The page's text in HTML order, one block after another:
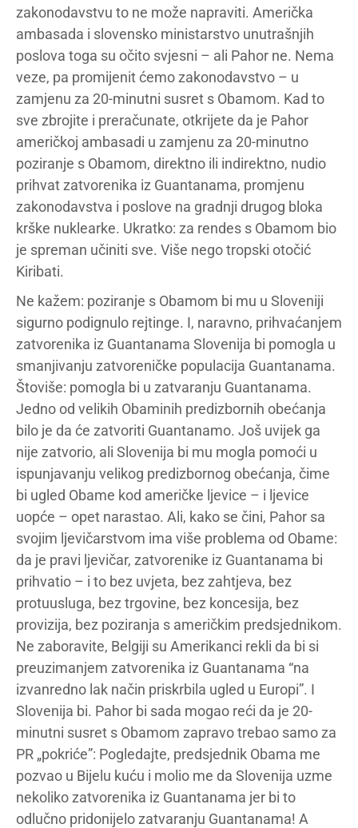
zakonodavstvu to ne može napraviti. Američka
ambasada i slovensko ministarstvo unutrašnjih
poslova toga su očito svjesni – ali Pahor ne. Nema
veze, pa promijenit ćemo zakonodavstvo – u
zamjenu za 20-minutni susret s Obamom. Kad to
sve zbrojite i preračunate, otkrijete da je Pahor
američkoj ambasadi u zamjenu za 20-minutno
poziranje s Obamom, direktno ili indirektno, nudio
prihvat zatvorenika iz Guantanama, promjenu
zakonodavstva i poslove na gradnji drugog bloka
krške nuklearke. Ukratko: za rendes s Obamom bio
je spreman učiniti sve. Više nego tropski otočić
Kiribati.
Ne kažem: poziranje s Obamom bi mu u Sloveniji
sigurno podignulo rejtinge. I, naravno, prihvaćanjem
zatvorenika iz Guantanama Slovenija bi pomogla u
smanjivanju zatvoreničke populacija Guantanama.
Štoviše: pomogla bi u zatvaranju Guantanama.
Jedno od velikih Obaminih predizbornih obećanja
bilo je da će zatvoriti Guantanamo. Još uvijek ga
nije zatvorio, ali Slovenija bi mu mogla pomoći u
ispunjavanju velikog predizbornog obećanja, čime
bi ugled Obame kod američke ljevice – i ljevice
uopće – opet narastao. Ali, kako se čini, Pahor sa
svojim ljevičarstvom ima više problema od Obame:
da je pravi ljevičar, zatvorenike iz Guantanama bi
prihvatio – i to bez uvjeta, bez zahtjeva, bez
protuusluga, bez trgovine, bez koncesija, bez
provizija, bez poziranja s američkim predsjednikom.
Ne zaboravite, Belgiji su Amerikanci rekli da bi si
preuzimanjem zatvorenika iz Guantanama “na
izvanredno lak način priskrbila ugled u Europi”. I
Slovenija bi. Pahor bi sada mogao reći da je 20-
minutni susret s Obamom zapravo trebao samo za
PR „pokriće”: Pogledajte, predsjednik Obama me
pozvao u Bijelu kuću i molio me da Slovenija uzme
nekoliko zatvorenika iz Guantanama jer bi to
odlučno pridonijelo zatvaranju Guantanama! A